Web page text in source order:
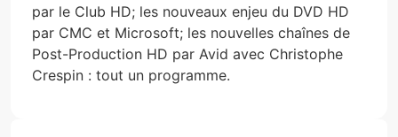
par le Club HD; les nouveaux enjeu du DVD HD
par CMC et Microsoft; les nouvelles chaînes de
Post-Production HD par Avid avec Christophe
Crespin : tout un programme.